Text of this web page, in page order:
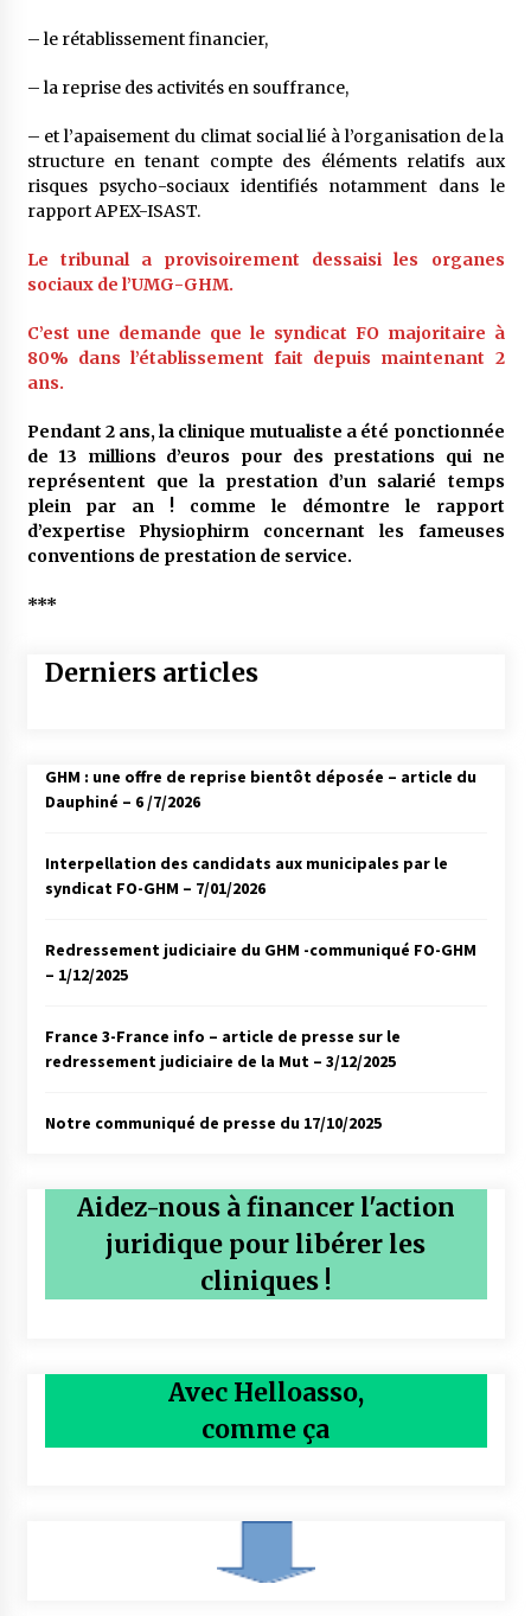
– le rétablissement financier,
– la reprise des activités en souffrance,
– et l’apaisement du climat social lié à l’organisation de la
structure en tenant compte des éléments relatifs aux
risques psycho-sociaux identifiés notamment dans le
rapport APEX-ISAST.
Le tribunal a provisoirement dessaisi les organes
sociaux de l’UMG-GHM.
C’est une demande que le syndicat FO majoritaire à
80% dans l’établissement fait depuis maintenant 2
ans.
Pendant 2 ans, la clinique mutualiste a été ponctionnée
de 13 millions d’euros pour des prestations qui ne
représentent que la prestation d’un salarié temps
plein par an ! comme le démontre le rapport
d’expertise Physiophirm concernant les fameuses
conventions de prestation de service.
***
Derniers articles
GHM : une offre de reprise bientôt déposée – article du
Dauphiné – 6 /7/2026
Interpellation des candidats aux municipales par le
syndicat FO-GHM – 7/01/2026
Redressement judiciaire du GHM -communiqué FO-GHM
– 1/12/2025
France 3-France info – article de presse sur le
redressement judiciaire de la Mut – 3/12/2025
Notre communiqué de presse du 17/10/2025
Aidez-nous à financer l'action
juridique pour libérer les
cliniques !
Avec Helloasso,
comme ça